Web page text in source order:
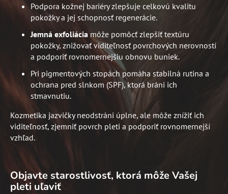
Podpora kožnej bariéry zlepšuje celkovú kvalitu
pokožky a jej schopnosť regenerácie.
Jemná exfoliácia môže pomôcť zlepšiť textúru
pokožky, znižovať viditeľnosť povrchových nerovností
a podporiť rovnomernejšiu obnovu buniek.
Pri pigmentových stopách pomáha stabilná rutina a
ochrana pred slnkom (SPF), ktorá bráni ich
stmavnutiu.
Kozmetika jazvičky neodstráni úplne, ale môže znížiť ich
viditeľnosť, zjemniť povrch pleti a podporiť rovnomernejší
vzhľad.
Objavte starostlivosť, ktorá môže Vašej
pleti uľaviť